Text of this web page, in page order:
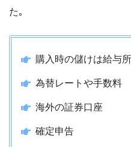
た｡
購入時の儲けは給与
為替レートや手数料
海外の証券口座
確定申告